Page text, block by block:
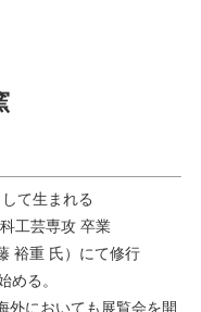
て生まれる
工芸専攻 卒業
重 氏）にて修行
る。
外においても展覧会を開